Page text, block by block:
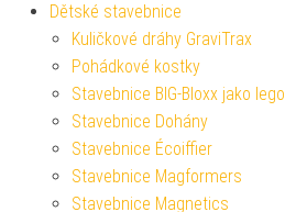
Dětské stavebnice
Kuličkové dráhy GraviTrax
Pohádkové kostky
Stavebnice BIG-Bloxx jako lego
Stavebnice Dohány
Stavebnice Écoiffier
Stavebnice Magformers
Stavebnice Magnetics